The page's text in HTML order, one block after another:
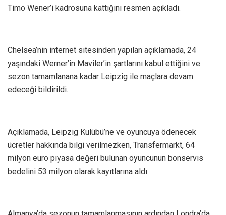
Timo Wener’i kadrosuna kattığını resmen açıkladı.
Chelsea’nin internet sitesinden yapılan açıklamada, 24
yaşındaki Werner’in Maviler’in şartlarını kabul ettiğini ve
sezon tamamlanana kadar Leipzig ile maçlara devam
edeceği bildirildi.
Açıklamada, Leipzig Kulübü’ne ve oyuncuya ödenecek
ücretler hakkında bilgi verilmezken, Transfermarkt, 64
milyon euro piyasa değeri bulunan oyuncunun bonservis
bedelini 53 milyon olarak kayıtlarına aldı.